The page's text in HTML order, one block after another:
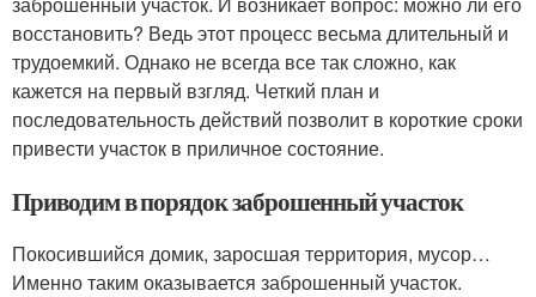
восстановить? Ведь этот процесс весьма длительный и
трудоемкий. Однако не всегда все так сложно, как
кажется на первый взгляд. Четкий план и
последовательность действий позволит в короткие сроки
привести участок в приличное состояние.
Приводим в порядок заброшенный участок
Покосившийся домик, заросшая территория, мусор…
Именно таким оказывается заброшенный участок.